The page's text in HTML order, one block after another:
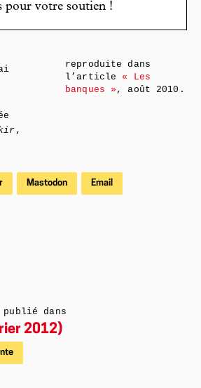
votre soutien !
,
reproduite dans
l’article« Les
banques » , août 2010.
Mastodon Email
dans
2012)